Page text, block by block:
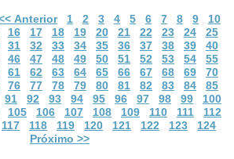
Anterior 1 2 3 4 5 6 7 8 9
10
16 17 18 19 20 21 22 23 24
25
31 32 33 34 35 36 37 38 39
40
46 47 48 49 50 51 52 53 54
55
61 62 63 64 65 66 67 68 69
70
76 77 78 79 80 81 82 83 84
85
91 92 93 94 95 96 97 98 99
100
105 106 107 108 109 110 111 112
117 118 119 120 121 122 123
124
Próximo >>